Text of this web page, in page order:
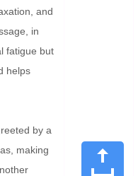
and
in
fatigue but
helps
by a
making